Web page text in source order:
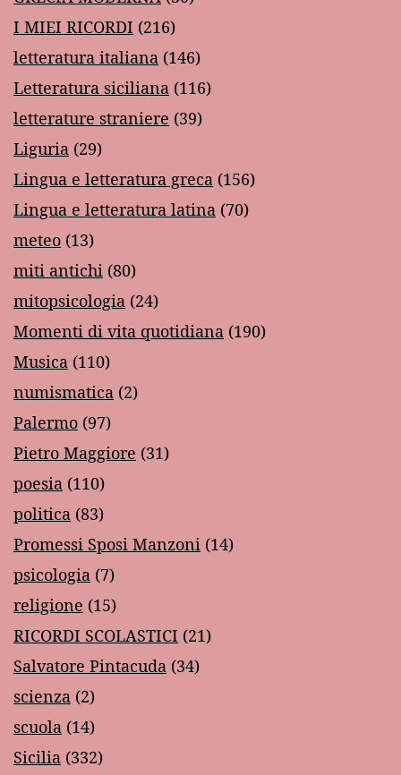
I MIEI RICORDI (216)
letteratura italiana (146)
Letteratura siciliana (116)
letterature straniere (39)
Liguria (29)
Lingua e letteratura greca (156)
Lingua e letteratura latina (70)
meteo (13)
miti antichi (80)
mitopsicologia (24)
Momenti di vita quotidiana (190)
Musica (110)
numismatica (2)
Palermo (97)
Pietro Maggiore (31)
poesia (110)
politica (83)
Promessi Sposi Manzoni (14)
psicologia (7)
religione (15)
RICORDI SCOLASTICI (21)
Salvatore Pintacuda (34)
scienza (2)
scuola (14)
Sicilia (332)